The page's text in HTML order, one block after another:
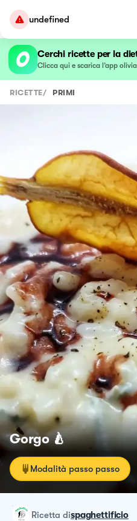
undefined
Cerchi ricette per la
Clicca qui e scarica l’app
RICETTE/ PRIMI
Gorgo 🍐
Modalità passo passo
ricetta dispaghettificio